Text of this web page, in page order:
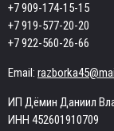
+7 909-174-15-15
+7 919-577-20-20
+7 922-560-26-66
Email:
ИП Дёмин Даниил
ИНН 452601910709